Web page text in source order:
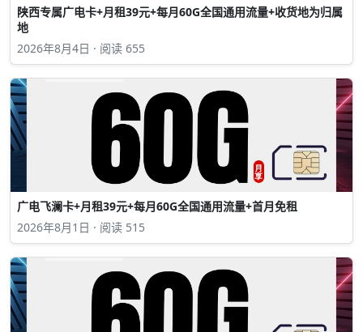
陕西专属广电卡+月租39元+每月60G全国通用流量+收货地为归属
地
2026年8月4日 · 阅读 655
广电飞澜卡+月租39元+每月60G全国通用流量+首月免租
2026年8月1日 · 阅读 515